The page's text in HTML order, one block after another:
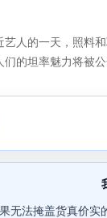
人的一天，照料
的坦率魅力将被公
无法掩盖货真价实